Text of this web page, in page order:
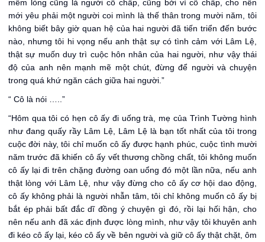
mềm lòng cũng là người cố chấp, cũng bởi vì cố chấp, cho nên
mới yêu phải một người coi mình là thế thân trong mười năm, tôi
không biết bây giờ quan hệ của hai người đã tiến triển đến bước
nào, nhưng tôi hi vọng nếu anh thật sự có tình cảm với Lâm Lệ,
thật sự muốn duy trì cuộc hôn nhân của hai người, như vậy thái
độ của anh nên mạnh mẽ một chút, đừng để người và chuyện
trong quá khứ ngăn cách giữa hai người.”
“ Cô là nói …..”
“Hôm qua tôi có hẹn cô ấy đi uống trà, mẹ của Trình Tường hình
như đang quấy rầy Lâm Lệ, Lâm Lệ là bạn tốt nhất của tôi trong
cuộc đời này, tôi chỉ muốn cô ấy được hạnh phúc, cuộc tình mười
năm trước đã khiến cô ấy vết thương chồng chất, tôi không muốn
cô ấy lại đi trên chặng đường oan uổng đó một lần nữa, nếu anh
thật lòng với Lâm Lệ, như vậy đừng cho cô ấy cơ hội dao động,
cô ấy không phải là người nhẫn tâm, tôi chỉ không muốn cô ấy bị
bắt ép phải bất đắc dĩ đồng ý chuyện gì đó, rồi lại hối hận, cho
nên nếu anh đã xác định được lòng mình, như vậy tôi khuyên anh
đi kéo cô ấy lại, kéo cô ấy về bên người và giữ cô ấy thật chặt, ôm